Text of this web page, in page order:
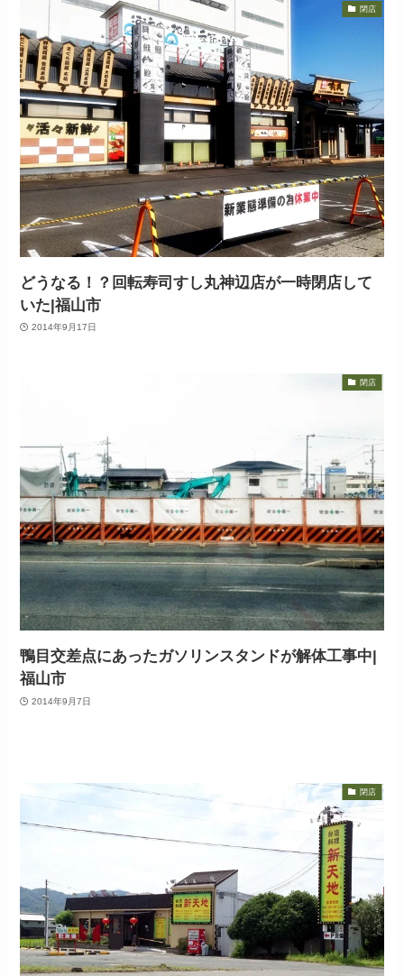
閉店
どうなる！？回転寿司すし丸神辺店が一時閉店して
いた|福山市
2014年9月17日
閉店
鴨目交差点にあったガソリンスタンドが解体工事中|
福山市
2014年9月7日
閉店